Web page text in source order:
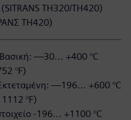
TH320/TH420)
TH420)
—30... +400 °C
°F)
—196... +600 °C
°F)
-196... +1100 °C